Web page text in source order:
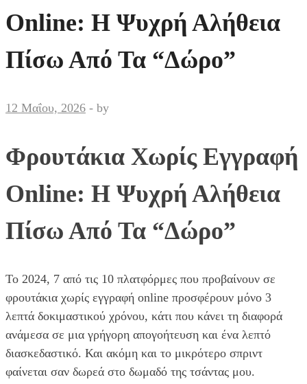
Online: Η Ψυχρή Αλήθεια
Πίσω Από Τα “Δώρο”
12 Μαΐου, 2026 - by
Φρουτάκια Χωρίς Εγγραφή
Online: Η Ψυχρή Αλήθεια
Πίσω Από Τα “Δώρο”
Το 2024, 7 από τις 10 πλατφόρμες που προβαίνουν σε
φρουτάκια χωρίς εγγραφή online προσφέρουν μόνο 3
λεπτά δοκιμαστικού χρόνου, κάτι που κάνει τη διαφορά
ανάμεσα σε μια γρήγορη απογοήτευση και ένα λεπτό
διασκεδαστικό. Και ακόμη και το μικρότερο σπριντ
φαίνεται σαν δωρεά στο δωμαδό της τσάντας μου.